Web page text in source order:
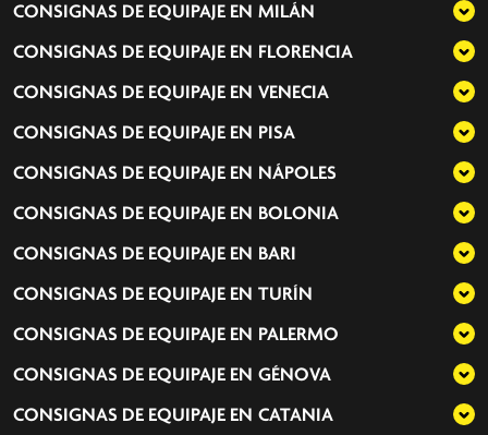
CONSIGNAS DE EQUIPAJE EN MILÁN
CONSIGNAS DE EQUIPAJE EN FLORENCIA
CONSIGNAS DE EQUIPAJE EN VENECIA
CONSIGNAS DE EQUIPAJE EN PISA
CONSIGNAS DE EQUIPAJE EN NÁPOLES
CONSIGNAS DE EQUIPAJE EN BOLONIA
CONSIGNAS DE EQUIPAJE EN BARI
CONSIGNAS DE EQUIPAJE EN TURÍN
CONSIGNAS DE EQUIPAJE EN PALERMO
CONSIGNAS DE EQUIPAJE EN GÉNOVA
CONSIGNAS DE EQUIPAJE EN CATANIA